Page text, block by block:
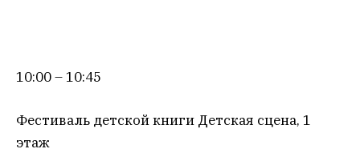
10:00 – 10:45
Фестиваль детской книги Детская сцена, 1
этаж